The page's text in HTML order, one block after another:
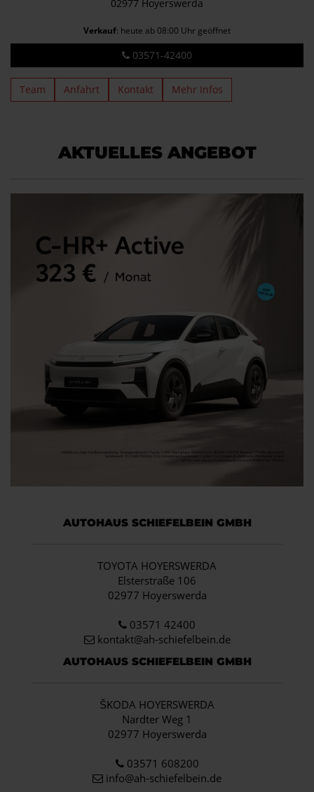
02977 Hoyerswerda
Verkauf: heute ab 08:00 Uhr geöffnet
03571-42400
Team Anfahrt Kontakt Mehr Infos
AKTUELLES ANGEBOT
AUTOHAUS SCHIEFELBEIN GMBH
TOYOTA HOYERSWERDA
Elsterstraße 106
02977 Hoyerswerda
03571 42400
kontakt@ah-schiefelbein.de
AUTOHAUS SCHIEFELBEIN GMBH
ŠKODA HOYERSWERDA
Nardter Weg 1
02977 Hoyerswerda
03571 608200
info@ah-schiefelbein.de